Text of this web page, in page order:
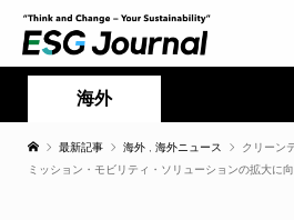
海外
最新記事 海外 海外ニュース
クリーン
ミッション・モビリティ・ソリューションの拡大に